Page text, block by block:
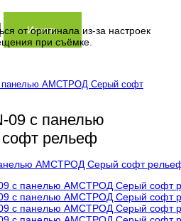
Искать
от оригинала из-за настроек
при съёмке.
панелью АМСТРОД Серый софт
09 с панелью
рельеф